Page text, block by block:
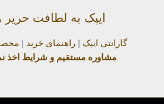
ایپک به لطافت حریر
گارانتی ایپک | راهنمای خرید |
مشاوره مستقیم و شرایط اخذ